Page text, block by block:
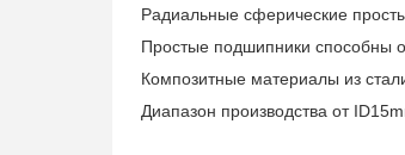
Радиальные сферические
Простые подшипники способны
Композитные материалы из
Диапазон производства от